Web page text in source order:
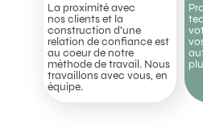
La proximité avec
nos clients et la
construction d'une
relation de confiance est
au coeur de notre
méthode de travail. Nous
travaillons avec vous, en
équipe.